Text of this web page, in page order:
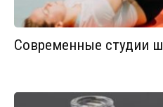
Современные студии